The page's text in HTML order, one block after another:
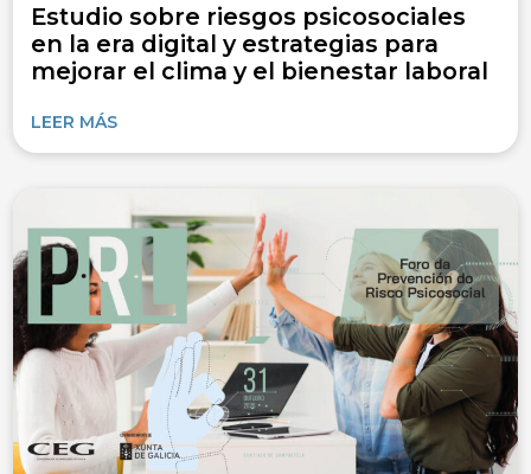
Estudio sobre riesgos psicosociales
en la era digital y estrategias para
mejorar el clima y el bienestar laboral
LEER MÁS